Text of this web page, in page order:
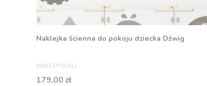
Naklejka ścienna do pokoju dziecka Dźwig
PRODUCENT
MAKEMYWALL
Cena
179,00 zł